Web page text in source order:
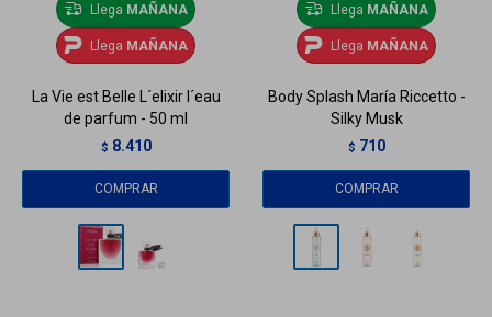
Llega MAÑANA
Llega MAÑANA
La Vie est Belle L´elixir l´eau
de parfum - 50 ml
$ 8.410
Llega MAÑANA
Llega MAÑANA
Body Splash María Riccetto -
Silky Musk
$ 710